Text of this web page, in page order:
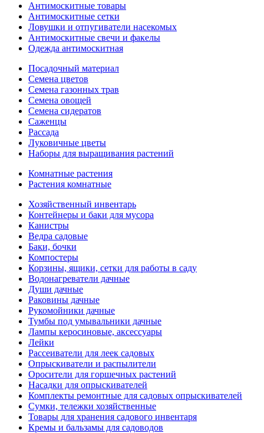
Антимоскитные товары
Антимоскитные сетки
Ловушки и отпугиватели насекомых
Антимоскитные свечи и факелы
Одежда антимоскитная
Посадочный материал
Семена цветов
Семена газонных трав
Семена овощей
Семена сидератов
Саженцы
Рассада
Луковичные цветы
Наборы для выращивания растений
Комнатные растения
Растения комнатные
Хозяйственный инвентарь
Контейнеры и баки для мусора
Канистры
Ведра садовые
Баки, бочки
Компостеры
Корзины, ящики, сетки для работы в саду
Водонагреватели дачные
Души дачные
Раковины дачные
Рукомойники дачные
Тумбы под умывальники дачные
Лампы керосиновые, аксессуары
Лейки
Рассеиватели для леек садовых
Опрыскиватели и распылители
Оросители для горшечных растений
Насадки для опрыскивателей
Комплекты ремонтные для садовых опрыскивателей
Сумки, тележки хозяйственные
Товары для хранения садового инвентаря
Кремы и бальзамы для садоводов